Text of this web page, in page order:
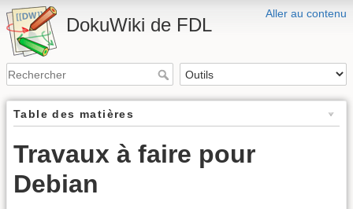
Aller au contenu
DokuWiki de FDL
Table des matières
Travaux à faire pour
Debian